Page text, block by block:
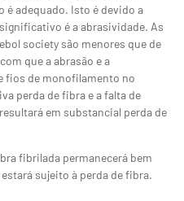
é adequado. Isto é devido a
é a abrasividade. As
society são menores que de
que a abrasão e a
fios de monofilamento no
perda de fibra e a falta de
em substancial perda de
fibrilada permanecerá bem
sujeito à perda de fibra.